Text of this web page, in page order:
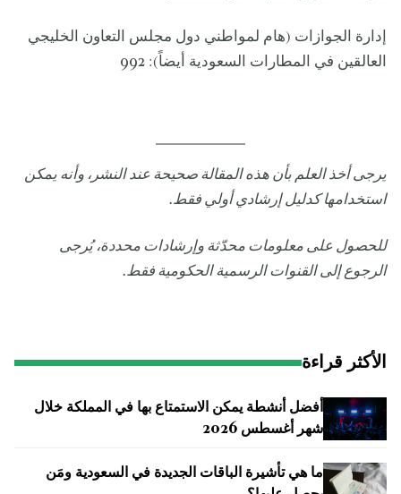
إدارة الجوازات (هام لمواطني دول مجلس التعاون الخليجي
العالقين في المطارات السعودية أيضاً): 992
يرجى أخذ العلم بأن هذه المقالة صحيحة عند النشر، وأنه يمكن
استخدامها كدليل إرشادي أولي فقط.
للحصول على معلومات محدّثة وإرشادات محددة، يُرجى
الرجوع إلى القنوات الرسمية الحكومية فقط.
الأكثر قراءة
أفضل أنشطة يمكن الاستمتاع بها في المملكة خلال
شهر أغسطس 2026
ما هي تأشيرة الباقات الجديدة في السعودية ومَن